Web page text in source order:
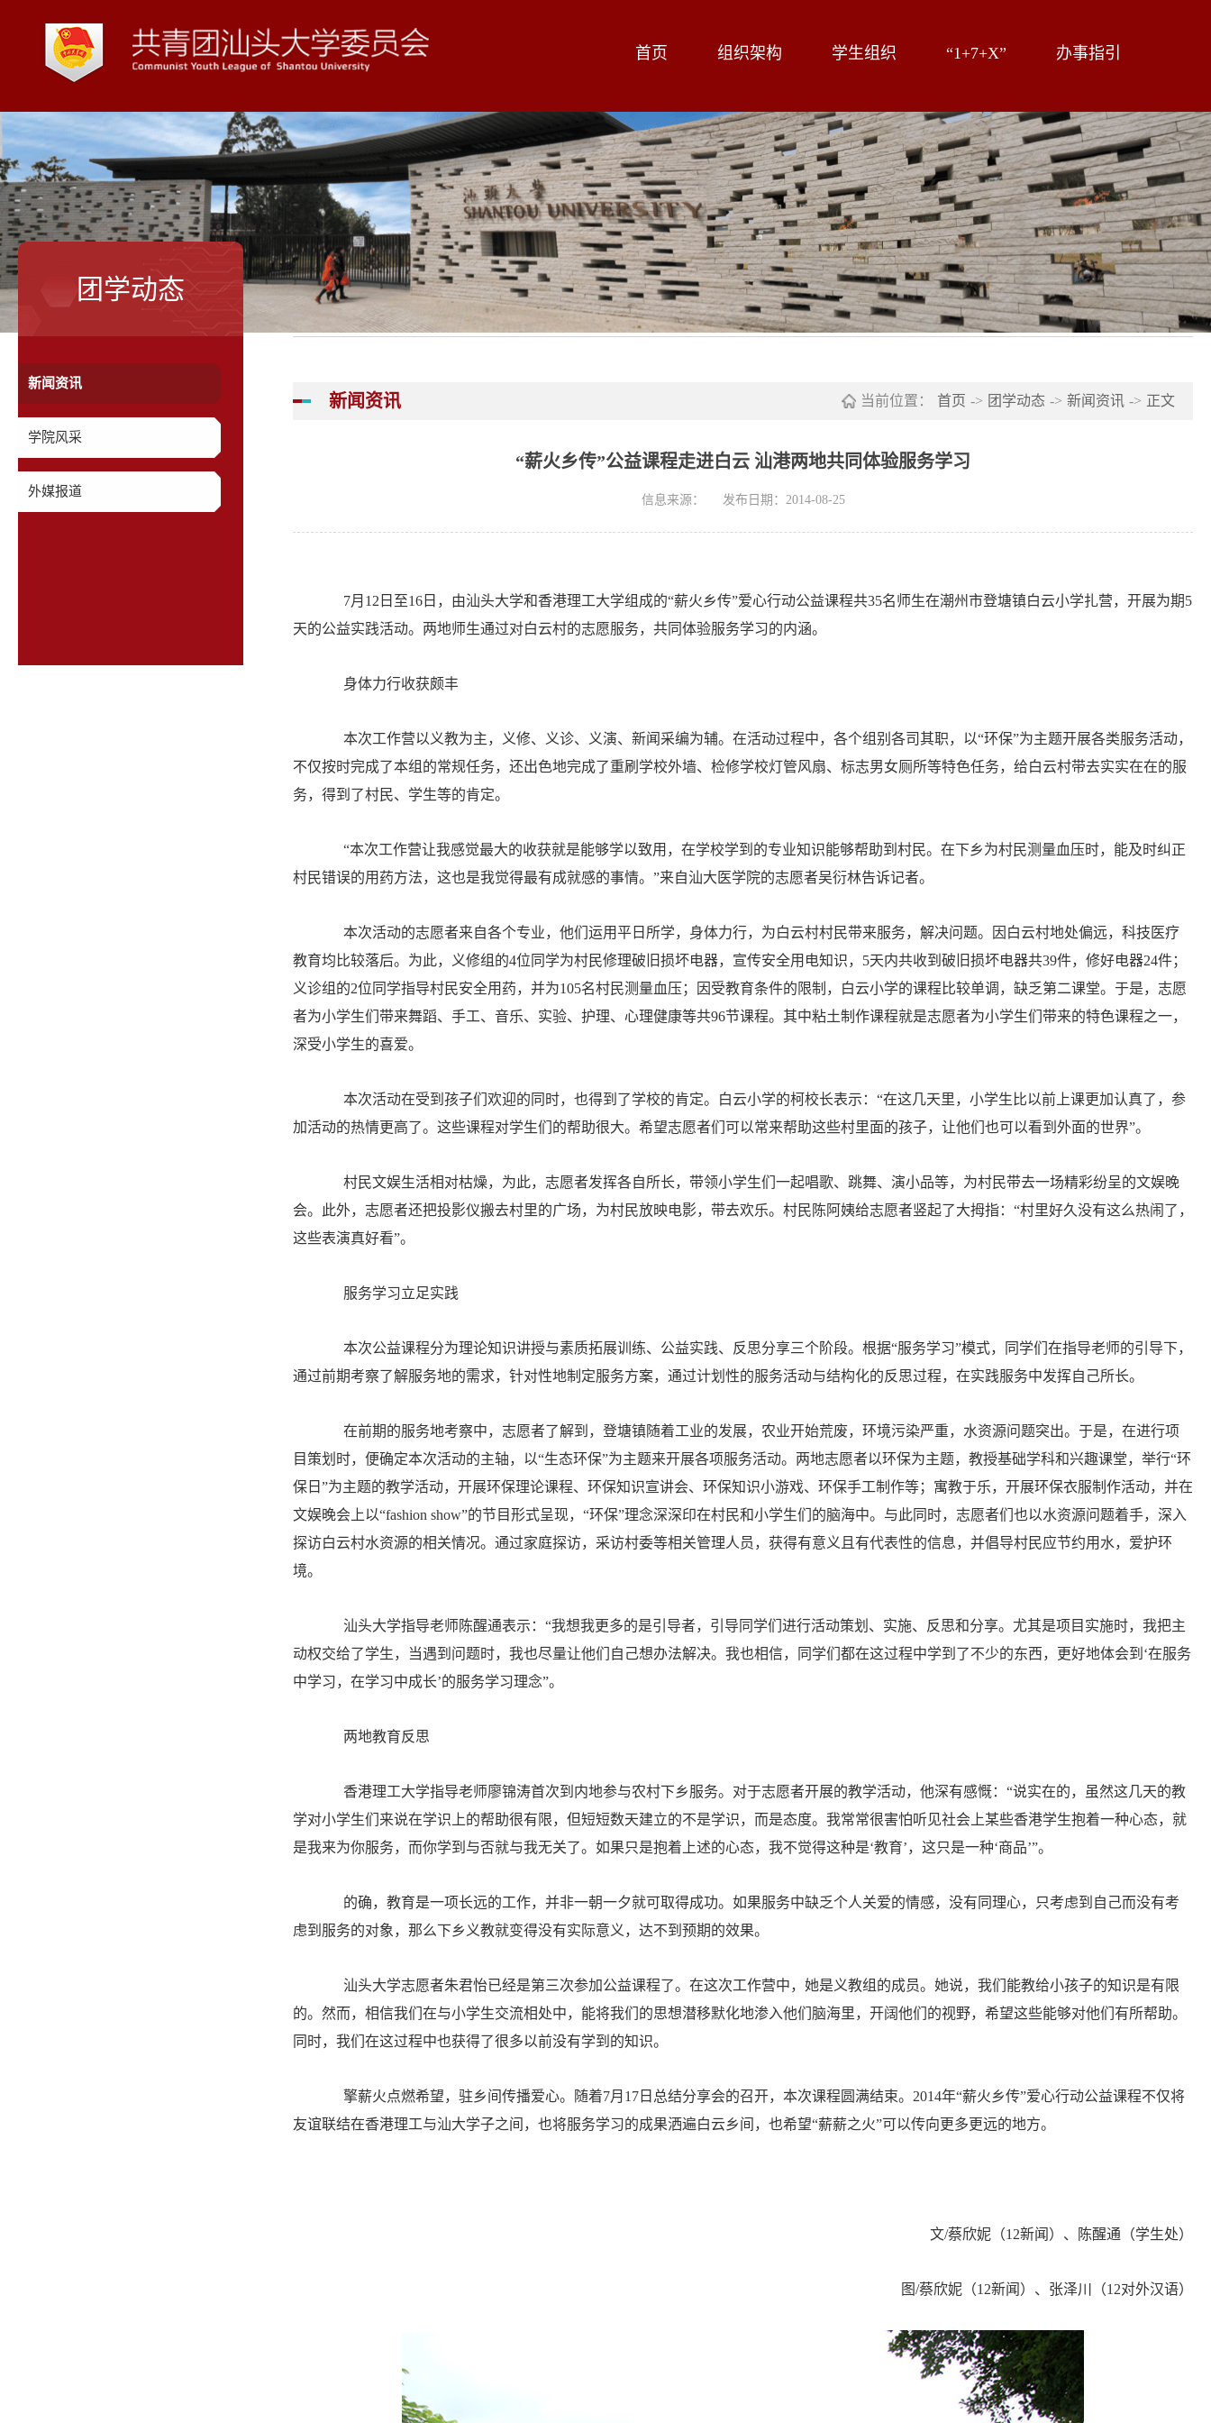
首页 组织架构 学生组织 “1+7+X” 办事指引
团学动态
新闻资讯
学院风采
外媒报道
新闻资讯 当前位置： 首页 -> 团学动态 -> 新闻资讯 -> 正文
“薪火乡传”公益课程走进白云 汕港两地共同体验服务学习
信息来源： 发布日期：2014-08-25
7月12日至16日，由汕头大学和香港理工大学组成的“薪火乡传”爱心行动公益课程共35名师生在潮州市登塘镇白云小学扎营，开展为期5
天的公益实践活动。两地师生通过对白云村的志愿服务，共同体验服务学习的内涵。
身体力行收获颇丰
本次工作营以义教为主，义修、义诊、义演、新闻采编为辅。在活动过程中，各个组别各司其职，以“环保”为主题开展各类服务活动，
不仅按时完成了本组的常规任务，还出色地完成了重刷学校外墙、检修学校灯管风扇、标志男女厕所等特色任务，给白云村带去实实在在的服
务，得到了村民、学生等的肯定。
“本次工作营让我感觉最大的收获就是能够学以致用，在学校学到的专业知识能够帮助到村民。在下乡为村民测量血压时，能及时纠正
村民错误的用药方法，这也是我觉得最有成就感的事情。”来自汕大医学院的志愿者吴衍林告诉记者。
本次活动的志愿者来自各个专业，他们运用平日所学，身体力行，为白云村村民带来服务，解决问题。因白云村地处偏远，科技医疗
教育均比较落后。为此，义修组的4位同学为村民修理破旧损坏电器，宣传安全用电知识，5天内共收到破旧损坏电器共39件，修好电器24件；
义诊组的2位同学指导村民安全用药，并为105名村民测量血压；因受教育条件的限制，白云小学的课程比较单调，缺乏第二课堂。于是，志愿
者为小学生们带来舞蹈、手工、音乐、实验、护理、心理健康等共96节课程。其中粘土制作课程就是志愿者为小学生们带来的特色课程之一，
深受小学生的喜爱。
本次活动在受到孩子们欢迎的同时，也得到了学校的肯定。白云小学的柯校长表示：“在这几天里，小学生比以前上课更加认真了，参
加活动的热情更高了。这些课程对学生们的帮助很大。希望志愿者们可以常来帮助这些村里面的孩子，让他们也可以看到外面的世界”。
村民文娱生活相对枯燥，为此，志愿者发挥各自所长，带领小学生们一起唱歌、跳舞、演小品等，为村民带去一场精彩纷呈的文娱晚
会。此外，志愿者还把投影仪搬去村里的广场，为村民放映电影，带去欢乐。村民陈阿姨给志愿者竖起了大拇指：“村里好久没有这么热闹了，
这些表演真好看”。
服务学习立足实践
本次公益课程分为理论知识讲授与素质拓展训练、公益实践、反思分享三个阶段。根据“服务学习”模式，同学们在指导老师的引导下，
通过前期考察了解服务地的需求，针对性地制定服务方案，通过计划性的服务活动与结构化的反思过程，在实践服务中发挥自己所长。
在前期的服务地考察中，志愿者了解到，登塘镇随着工业的发展，农业开始荒废，环境污染严重，水资源问题突出。于是，在进行项
目策划时，便确定本次活动的主轴，以“生态环保”为主题来开展各项服务活动。两地志愿者以环保为主题，教授基础学科和兴趣课堂，举行“环
保日”为主题的教学活动，开展环保理论课程、环保知识宣讲会、环保知识小游戏、环保手工制作等；寓教于乐，开展环保衣服制作活动，并在
文娱晚会上以“fashion show”的节目形式呈现，“环保”理念深深印在村民和小学生们的脑海中。与此同时，志愿者们也以水资源问题着手，深入
探访白云村水资源的相关情况。通过家庭探访，采访村委等相关管理人员，获得有意义且有代表性的信息，并倡导村民应节约用水，爱护环
境。
汕头大学指导老师陈醒通表示：“我想我更多的是引导者，引导同学们进行活动策划、实施、反思和分享。尤其是项目实施时，我把主
动权交给了学生，当遇到问题时，我也尽量让他们自己想办法解决。我也相信，同学们都在这过程中学到了不少的东西，更好地体会到‘在服务
中学习，在学习中成长’的服务学习理念”。
两地教育反思
香港理工大学指导老师廖锦涛首次到内地参与农村下乡服务。对于志愿者开展的教学活动，他深有感慨：“说实在的，虽然这几天的教
学对小学生们来说在学识上的帮助很有限，但短短数天建立的不是学识，而是态度。我常常很害怕听见社会上某些香港学生抱着一种心态，就
是我来为你服务，而你学到与否就与我无关了。如果只是抱着上述的心态，我不觉得这种是‘教育’，这只是一种‘商品’”。
的确，教育是一项长远的工作，并非一朝一夕就可取得成功。如果服务中缺乏个人关爱的情感，没有同理心，只考虑到自己而没有考
虑到服务的对象，那么下乡义教就变得没有实际意义，达不到预期的效果。
汕头大学志愿者朱君怡已经是第三次参加公益课程了。在这次工作营中，她是义教组的成员。她说，我们能教给小孩子的知识是有限
的。然而，相信我们在与小学生交流相处中，能将我们的思想潜移默化地渗入他们脑海里，开阔他们的视野，希望这些能够对他们有所帮助。
同时，我们在这过程中也获得了很多以前没有学到的知识。
擎薪火点燃希望，驻乡间传播爱心。随着7月17日总结分享会的召开，本次课程圆满结束。2014年“薪火乡传”爱心行动公益课程不仅将
友谊联结在香港理工与汕大学子之间，也将服务学习的成果洒遍白云乡间，也希望“薪薪之火”可以传向更多更远的地方。
文/蔡欣妮（12新闻）、陈醒通（学生处）
图/蔡欣妮（12新闻）、张泽川（12对外汉语）